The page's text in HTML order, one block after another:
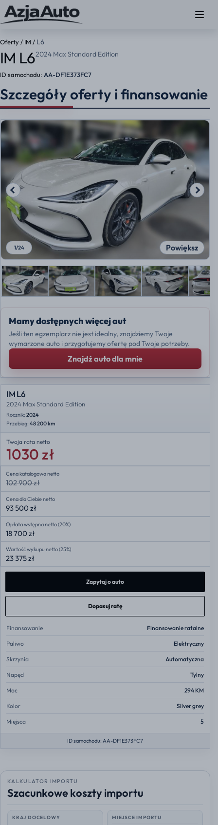
Oferty / IM / L6
IM L62024 Max Standard Edition
ID samochodu: AA-DF1E373FC7
Szczegóły oferty i finansowanie
Powiększ
1/24
Mamy dostępnych więcej aut
Jeśli ten egzemplarz nie jest idealny, znajdziemy Twoje
wymarzone auto i przygotujemy ofertę pod Twoje potrzeby.
Znajdź auto dla mnie
IM L6
2024 Max Standard Edition
Rocznik: 2024
Przebieg: 48 200 km
Twoja rata netto
1030 zł
Cena katalogowa netto
102 900 zł
Cena dla Ciebie netto
93 500 zł
Opłata wstępna netto (20%)
18 700 zł
Wartość wykupu netto (25%)
23 375 zł
Zapytaj o auto
Dopasuj ratę
Finansowanie Finansowanie ratalne
Paliwo Elektryczny
Skrzynia Automatyczna
Napęd Tylny
Moc 294 KM
Kolor Silver grey
Miejsca 5
ID samochodu: AA-DF1E373FC7
KALKULATOR IMPORTU
Szacunkowe koszty importu
KRAJ DOCELOWY MIEJSCE IMPORTU